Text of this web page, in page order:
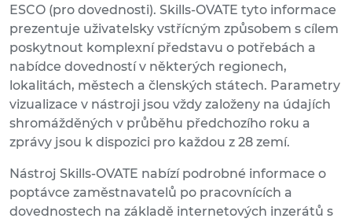
ESCO (pro dovednosti). Skills-OVATE tyto informace
prezentuje uživatelsky vstřícným způsobem s cílem
poskytnout komplexní představu o potřebách a
nabídce dovedností v některých regionech,
lokalitách, městech a členských státech. Parametry
vizualizace v nástroji jsou vždy založeny na údajích
shromážděných v průběhu předchozího roku a
zprávy jsou k dispozici pro každou z 28 zemí.
Nástroj Skills-OVATE nabízí podrobné informace o
poptávce zaměstnavatelů po pracovnících a
dovednostech na základě internetových inzerátů s